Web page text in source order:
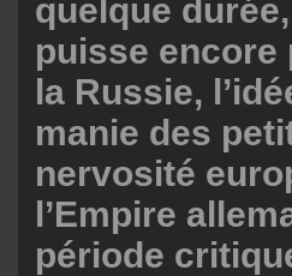
quelque
puisse
la Russie,
manie des
nervosité
l’Empire
période